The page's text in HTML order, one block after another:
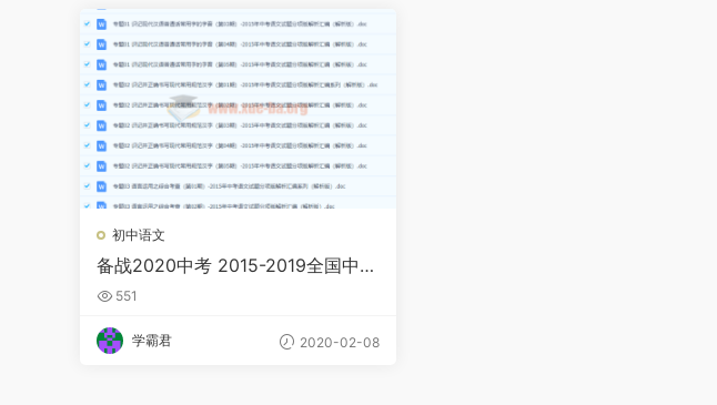
初中语文
备战2020中考 2015-2019全国中考
语文真题分类汇编解析Word文档百
551
学霸君 2020-02-08